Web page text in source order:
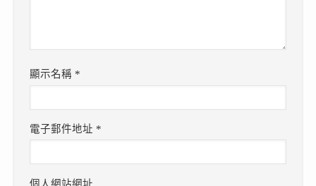
顯示名稱 *
電子郵件地址 *
個人網站網址